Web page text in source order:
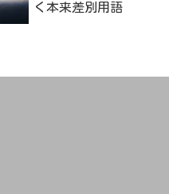
く本来差別用語